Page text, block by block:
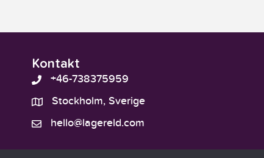
Kontakt
+46-738375959
Stockholm, Sverige
hello@lagereld.com